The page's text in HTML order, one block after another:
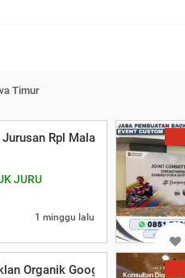
Timur
Rpl Malang
JURU
1 minggu lalu
Organik Google